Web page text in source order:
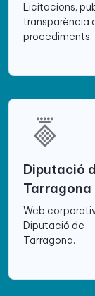
Licitacions,
transparència
procediments.
Diputació
Tarragona
Web
Diputació de
Tarragona.